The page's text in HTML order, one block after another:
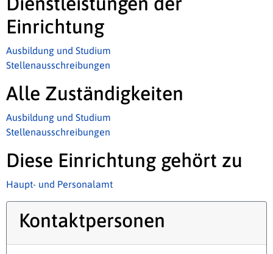
Einrichtung
Ausbildung und Studium
Stellenausschreibungen
Alle Zuständigkeiten
Ausbildung und Studium
Stellenausschreibungen
Diese Einrichtung gehört zu
Haupt- und Personalamt
Kontaktpersonen